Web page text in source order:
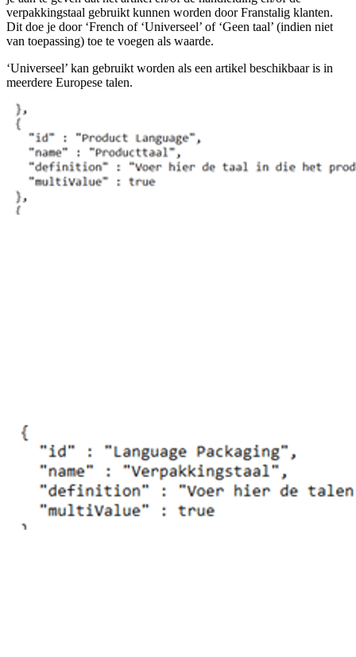
verpakkingstaal gebruikt kunnen worden door Franstalig klanten.
Dit doe je door ‘French of ‘Universeel’ of ‘Geen taal’ (indien niet
van toepassing) toe te voegen als waarde.
‘Universeel’ kan gebruikt worden als een artikel beschikbaar is in
meerdere Europese talen.